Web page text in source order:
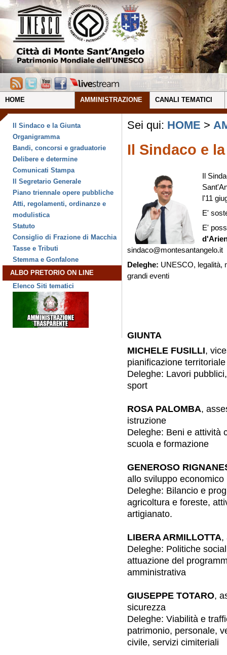
HOME AMMINISTRAZIONE CANALI TEMATICI
Il Sindaco e la Giunta
Organigramma
Bandi, concorsi e graduatorie
Delibere e determine
Comunicati Stampa
Il Segretario Generale
Piano triennale opere pubbliche
Atti, regolamenti, ordinanze e
modulistica
Statuto
Consiglio di Frazione di Macchia
Tasse e Tributi
Stemma e Gonfalone
ALBO PRETORIO ON LINE
Elenco Siti tematici
Sei qui: HOME >
Il Sindaco e
Il
l'11
E'
E'
sindaco@montesantangelo.it
Deleghe: UNESCO, legalità,
grandi eventi
GIUNTA
MICHELE FUSILLI,
pianificazione territoriale
Deleghe: Lavori
sport
ROSA PALOMBA,
istruzione
Deleghe: Beni e attività
scuola e formazione
GENEROSO
allo sviluppo economico
Deleghe: Bilancio e
agricoltura e foreste,
artigianato.
LIBERA ARMILLOTTA,
Deleghe: Politiche
attuazione del
amministrativa
GIUSEPPE TOTARO,
sicurezza
Deleghe: Viabilità e
patrimonio, personale,
civile, servizi cimiteriali